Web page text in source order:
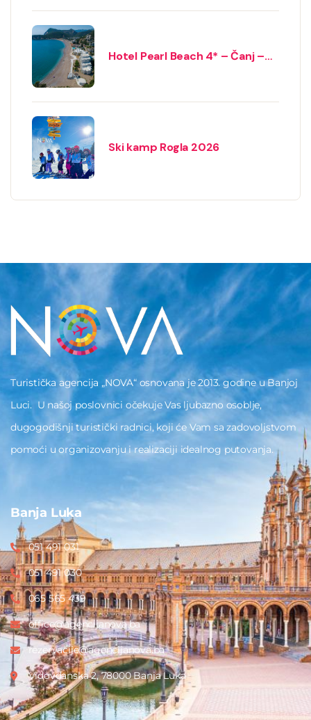
Hotel Pearl Beach 4* – Čanj –
Ski kamp Rogla 2026
Turistička agencija „NOVA“ osnovana je 2013. godine u Banjoj
Luci. U našoj poslovnici očekuje Vas ljubazno osoblje,
dugogodišnji turistički radnici, koji će Vam sa zadovoljstvom
pomoći u organizovanju i realizaciji idealnog putovanja.
Banja Luka
051 491 031
051 491 030
065 565 439
office@agencijanova.ba
rezervacije@agencijanova.ba
Vidovdanska 2, 78000 Banja Luka